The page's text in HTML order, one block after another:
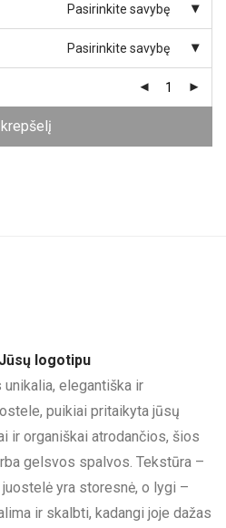
Pasirinkite savybę
Pasirinkite savybę
logotipu
elegantiška ir
puikiai pritaikyta jūsų
ir organiškai atrodančios, šios
gelsvos spalvos. Tekstūra –
yra storesnė, o lygi –
ir skalbti, kadangi joje dažas